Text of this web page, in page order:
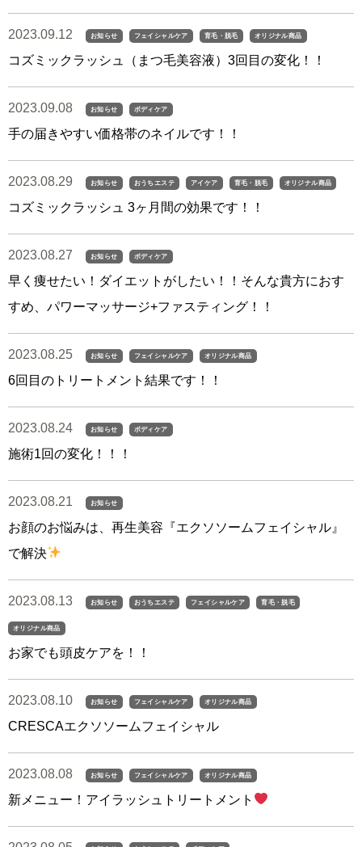
2023.09.12 お知らせ フェイシャルケア 育毛・脱毛 オリジナル商品
コズミックラッシュ（まつ毛美容液）3回目の変化！！
2023.09.08 お知らせ ボディケア
手の届きやすい価格帯のネイルです！！
2023.08.29 お知らせ おうちエステ アイケア 育毛・脱毛 オリジナル商品
コズミックラッシュ 3ヶ月間の効果です！！
2023.08.27 お知らせ ボディケア
早く痩せたい！ダイエットがしたい！！そんな貴方におす
すめ、パワーマッサージ+ファスティング！！
2023.08.25 お知らせ フェイシャルケア オリジナル商品
6回目のトリートメント結果です！！
2023.08.24 お知らせ ボディケア
施術1回の変化！！！
2023.08.21 お知らせ
お顔のお悩みは、再生美容『エクソソームフェイシャル』
で解決
2023.08.13 お知らせ おうちエステ フェイシャルケア 育毛・脱毛
オリジナル商品
お家でも頭皮ケアを！！
2023.08.10 お知らせ フェイシャルケア オリジナル商品
CRESCAエクソソームフェイシャル
2023.08.08 お知らせ フェイシャルケア オリジナル商品
新メニュー！アイラッシュトリートメント